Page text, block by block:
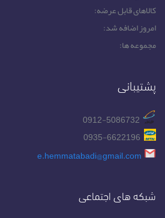
کالاهای قابل عرضه:
امروز اضافه شد:
مجموعه ها:
پشتیبانی
e.hemmatabadi@gmail.com
شبکه های اجتماعی